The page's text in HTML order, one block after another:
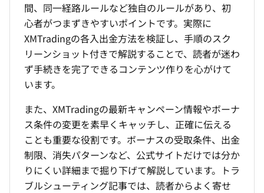
間、同一経路ルールなど独自のルールがあり、初
心者がつまずきやすいポイントです。実際に
XMTradingの各入出金方法を検証し、手順のスク
リーンショット付きで解説することで、読者が迷わ
ず手続きを完了できるコンテンツ作りを心がけて
います。
また、XMTradingの最新キャンペーン情報やボーナ
ス条件の変更を素早くキャッチし、正確に伝える
ことも重要な役割です。ボーナスの受取条件、出金
制限、消失パターンなど、公式サイトだけでは分か
りにくい詳細まで掘り下げて解説しています。トラ
ブルシューティング記事では、読者からよく寄せ